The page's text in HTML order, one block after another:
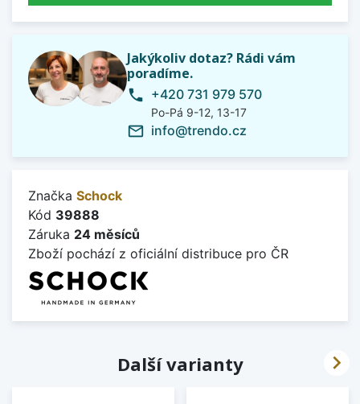
Jakýkoliv dotaz? Rádi vám
poradíme.
phone +420 731 979 570
Po-Pá 9-12, 13-17
mail_outline info@trendo.cz
Značka Schock
Kód 39888
Záruka 24 měsíců
Zboží pochází z oficiální distribuce pro ČR
Další varianty 